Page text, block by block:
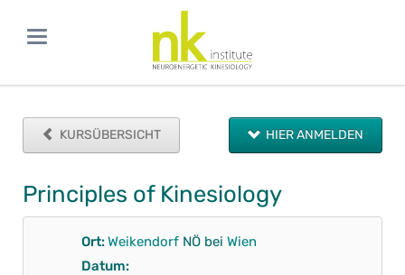
KURSÜBERSICHT HIER ANMELDEN
Principles of Kinesiology
Ort:WeikendorfNÖ bei Wien
Datum: